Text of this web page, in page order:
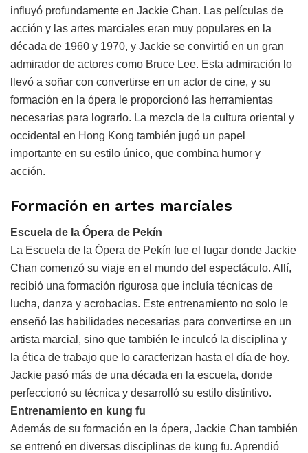
influyó profundamente en Jackie Chan. Las películas de
acción y las artes marciales eran muy populares en la
década de 1960 y 1970, y Jackie se convirtió en un gran
admirador de actores como Bruce Lee. Esta admiración lo
llevó a soñar con convertirse en un actor de cine, y su
formación en la ópera le proporcionó las herramientas
necesarias para lograrlo. La mezcla de la cultura oriental y
occidental en Hong Kong también jugó un papel
importante en su estilo único, que combina humor y
acción.
Formación en artes marciales
Escuela de la Ópera de Pekín
La Escuela de la Ópera de Pekín fue el lugar donde Jackie
Chan comenzó su viaje en el mundo del espectáculo. Allí,
recibió una formación rigurosa que incluía técnicas de
lucha, danza y acrobacias. Este entrenamiento no solo le
enseñó las habilidades necesarias para convertirse en un
artista marcial, sino que también le inculcó la disciplina y
la ética de trabajo que lo caracterizan hasta el día de hoy.
Jackie pasó más de una década en la escuela, donde
perfeccionó su técnica y desarrolló su estilo distintivo.
Entrenamiento en kung fu
Además de su formación en la ópera, Jackie Chan también
se entrenó en diversas disciplinas de kung fu. Aprendió